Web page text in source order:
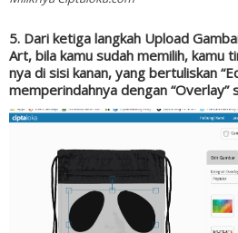
5. Dari ketiga langkah Upload
Art, bila kamu sudah memilih, kamu
nya di sisi kanan, yang bertuliskan
memperindahnya dengan “Overlay”